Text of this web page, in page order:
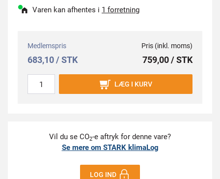
Varen kan afhentes i 1 forretning
Medlemspris
683,10 / STK
Pris (inkl. moms)
759,00 / STK
LÆG I KURV
Vil du se CO2-e aftryk for denne vare?
Se mere om STARK klimaLog
LOG IND